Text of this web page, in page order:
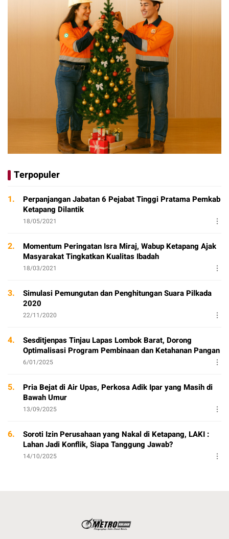
Terpopuler
1.
Perpanjangan Jabatan 6 Pejabat Tinggi Pratama Pemkab
Ketapang Dilantik
18/05/2021
2.
Momentum Peringatan Isra Miraj, Wabup Ketapang Ajak
Masyarakat Tingkatkan Kualitas Ibadah
18/03/2021
3.
Simulasi Pemungutan dan Penghitungan Suara Pilkada
2020
22/11/2020
4.
Sesditjenpas Tinjau Lapas Lombok Barat, Dorong
Optimalisasi Program Pembinaan dan Ketahanan Pangan
6/01/2025
5.
Pria Bejat di Air Upas, Perkosa Adik Ipar yang Masih di
Bawah Umur
13/09/2025
6.
Soroti Izin Perusahaan yang Nakal di Ketapang, LAKI :
Lahan Jadi Konflik, Siapa Tanggung Jawab?
14/10/2025